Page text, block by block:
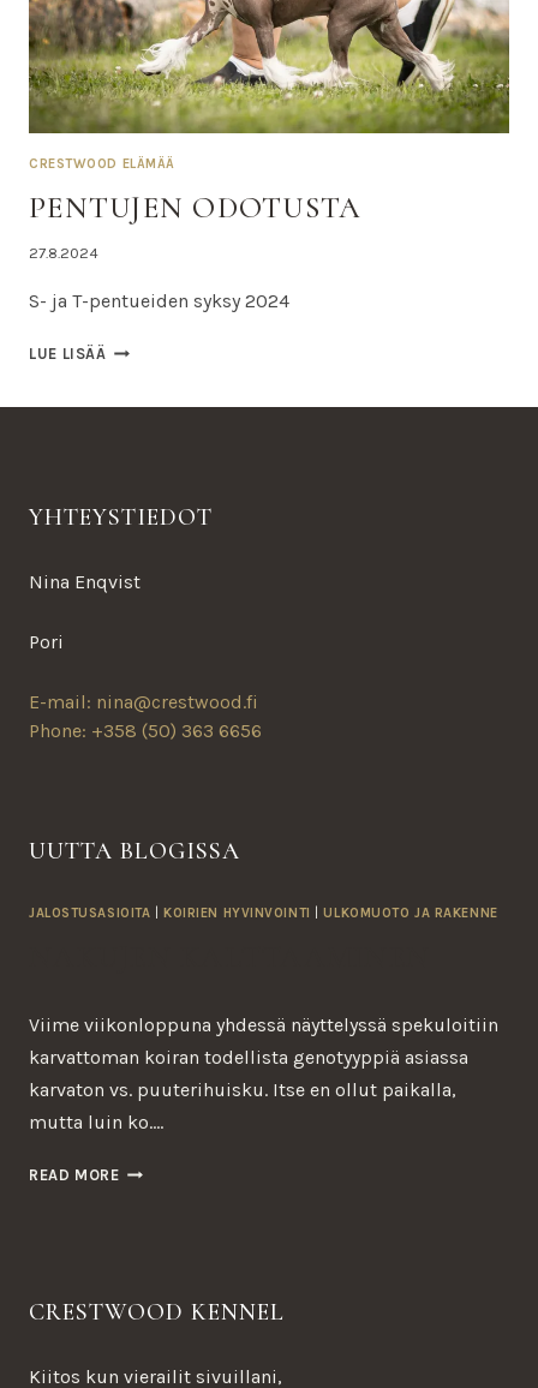
CRESTWOOD ELÄMÄÄ
PENTUJEN ODOTUSTA
Tekijä
27.8.2024
S- ja T-pentueiden syksy 2024
LUE LISÄÄ PENTUJEN
YHTEYSTIEDOT
Nina Enqvist
Pori
E-mail: nina@crestwood.fi
Phone: +358 (50) 363 6656
UUTTA BLOGISSA
JALOSTUSASIOITA KOIRIEN HYVINVOINTI |ULKOMUOTO JA RAKENNE
Viime viikonloppuna yhdessä näyttelyssä spekuloitiin
karvattoman koiran todellista genotyyppiä asiassa
karvaton vs. puuterihuisku. Itse en ollut paikalla,
mutta luin ko….
READ MORENAKUJEN
CRESTWOOD KENNEL
Kiitos kun vierailit sivuillani,